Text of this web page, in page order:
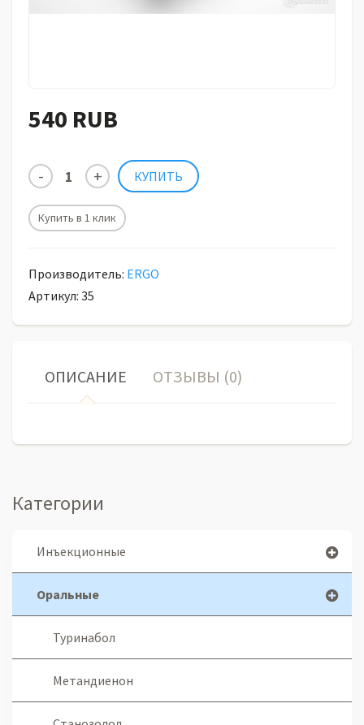
540 RUB
Купить в 1 клик
Производитель: ERGO
Артикул: 35
ОПИСАНИЕ ОТЗЫВЫ (0)
Категории
Инъекционные
Оральные
Туринабол
Метандиенон